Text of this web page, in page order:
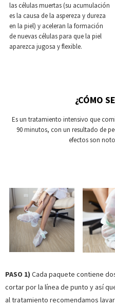
las células muertas (su acumulación
es la causa de la aspereza y dureza
en la piel) y aceleran la formación
de nuevas células para que la piel
aparezca jugosa y flexible.
¿CÓMO
Es un tratamiento intensivo que
90 minutos, con un resultado de
efectos son
PASO 1) Cada paquete contiene
cortar por la línea de punto y así
al tratamiento recomendamos